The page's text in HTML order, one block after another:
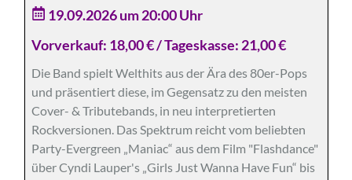
19.09.2026 um 20:00 Uhr
Vorverkauf: 18,00 € / Tageskasse: 21,00 €
Die Band spielt Welthits aus der Ära des 80er-Pops
und präsentiert diese, im Gegensatz zu den meisten
Cover- & Tributebands, in neu interpretierten
Rockversionen. Das Spektrum reicht vom beliebten
Party-Evergreen „Maniac“ aus dem Film "Flashdance"
über Cyndi Lauper's „Girls Just Wanna Have Fun“ bis